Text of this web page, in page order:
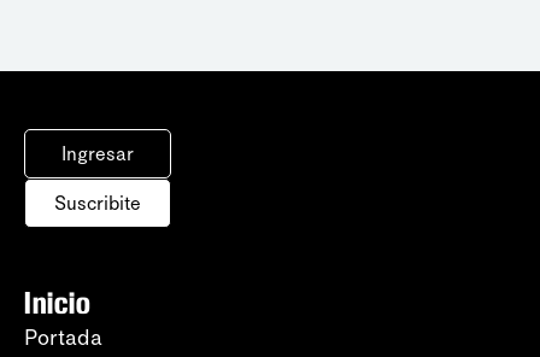
Ingresar
Suscribite
Inicio
Portada